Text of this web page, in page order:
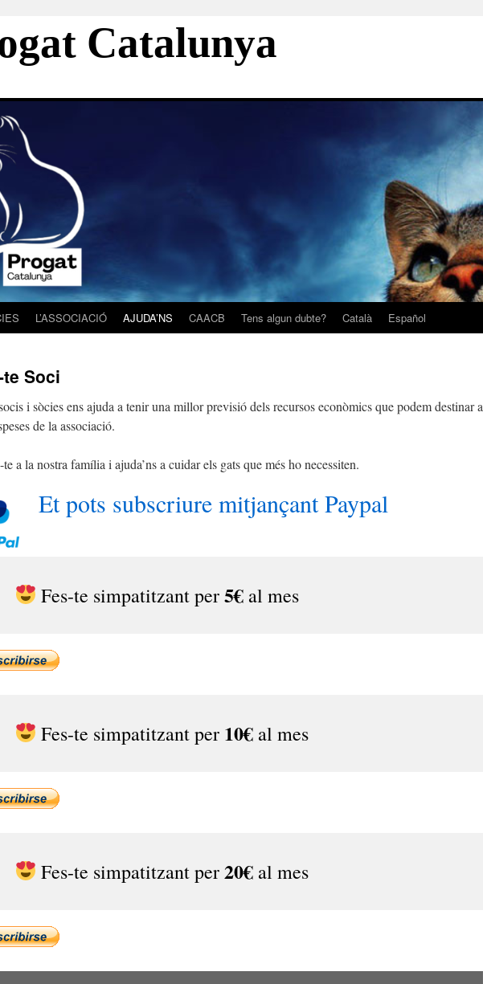
Catalunya
L’ASSOCIACIÓ AJUDA’NS CAACB Tens algun dubte? Català Español
te Soci
i sòcies ens ajuda a tenir una millor previsió dels recursos econòmics que podem destinar a
de la associació.
a la nostra família i ajuda’ns a cuidar els gats que més ho necessiten.
Et pots subscriure mitjançant Paypal
Fes-te simpatitzant per5€ al mes
Fes-te simpatitzant per 10€ al mes
Fes-te simpatitzant per20€ al mes